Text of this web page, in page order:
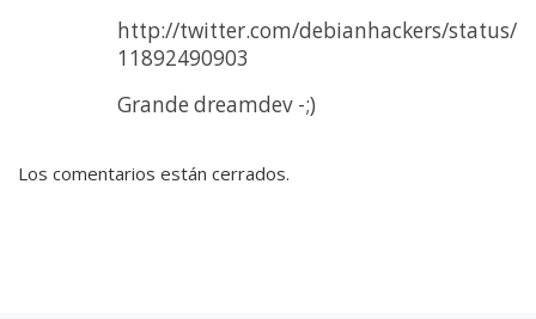
http://twitter.com/debianhackers/status/
11892490903
Grande dreamdev -;)
Los comentarios están cerrados.